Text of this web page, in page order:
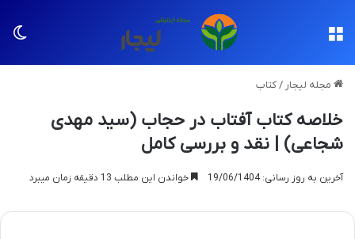
مجله لیجار /کتاب
خلاصه کتاب آفتاب در حجاب (سید مهدی
شجاعی) | نقد و بررسی کامل
آخرین به روز رسانی: 19/06/1404 خواندن این مطلب 13 دقیقه زمان میبرد